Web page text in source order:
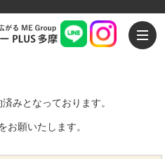
みとなっております。
お願いたします。